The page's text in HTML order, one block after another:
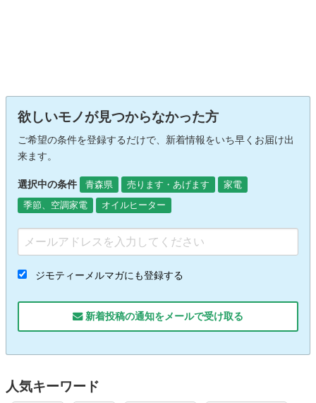
欲しいモノが見つからなかった方
ご希望の条件を登録するだけで、新着情報をいち早くお届け出
来ます。
選択中の条件 青森県 売ります・あげます
家電
季節、空調家電
オイルヒーター
ジモティーメルマガにも登録する
新着投稿の通知をメールで受け取る
人気キーワード